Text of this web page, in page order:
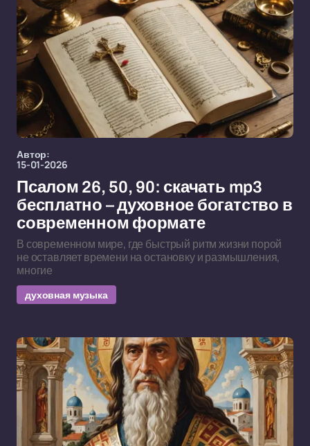
Автор:
15-01-2026
Псалом 26, 50, 90: скачать mp3
бесплатно – духовное богатство в
современном формате
В современном мире, где быстрый ритм жизни порой
не оставляет времени на остановку и размышления,
многие
духовная музыка